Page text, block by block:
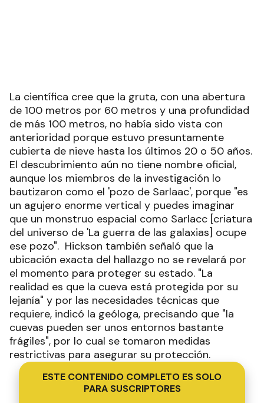
La científica cree que la gruta, con una abertura
de 100 metros por 60 metros y una profundidad
de más 100 metros, no había sido vista con
anterioridad porque estuvo presuntamente
cubierta de nieve hasta los últimos 20 o 50 años.
El descubrimiento aún no tiene nombre oficial,
aunque los miembros de la investigación lo
bautizaron como el 'pozo de Sarlaac', porque "es
un agujero enorme vertical y puedes imaginar
que un monstruo espacial como Sarlacc [criatura
del universo de 'La guerra de las galaxias] ocupe
ese pozo". Hickson también señaló que la
ubicación exacta del hallazgo no se revelará por
el momento para proteger su estado. "La
realidad es que la cueva está protegida por su
lejanía" y por las necesidades técnicas que
requiere, indicó la geóloga, precisando que "la
cuevas pueden ser unos entornos bastante
frágiles", por lo cual se tomaron medidas
restrictivas para asegurar su protección.
ESTE CONTENIDO COMPLETO ES SOLO
PARA SUSCRIPTORES